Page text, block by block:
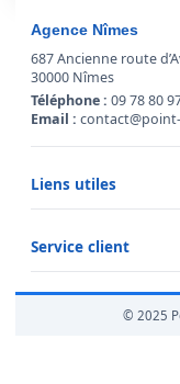
Agence Nîmes
687 Ancienne route
30000 Nîmes
Téléphone : 09 78 80
Email :
Liens utiles
Conditions générales
Mentions légales
Service client
Informations livraison
© 2025